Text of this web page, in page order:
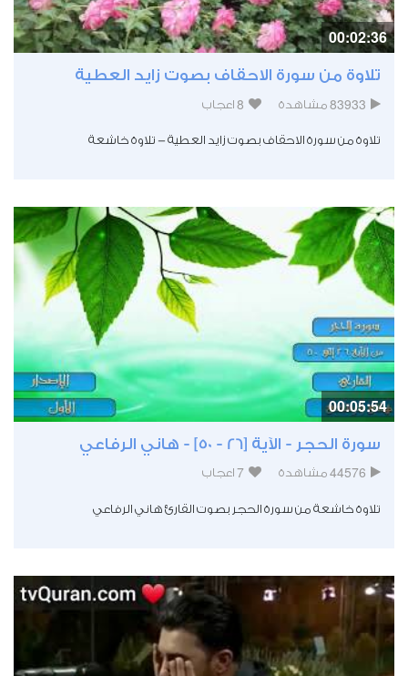
00:02:36
تلاوة من سورة الاحقاف بصوت زايد العطية
83933 مشاهدة 8 اعجاب
تلاوة من سورة الاحقاف بصوت زايد العطية - تلاوة خاشعة
00:05:54
سورة الحجر - الآية [26 - 50] - هاني الرفاعي
44576 مشاهدة 7 اعجاب
تلاوة خاشعة من سورة الحجر بصوت القارئ هاني الرفاعي